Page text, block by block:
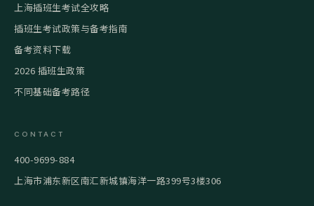
上海插班生考试全攻略
插班生考试政策与备考指南
备考资料下载
2026 插班生政策
不同基础备考路径
CONTACT
400-9699-884
上海市浦东新区南汇新城镇海洋一路399号3楼306